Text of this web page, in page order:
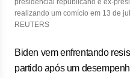
presidencial republicano e ex-
realizando um comício em 13 de
REUTERS
Biden vem enfrentando
partido após um